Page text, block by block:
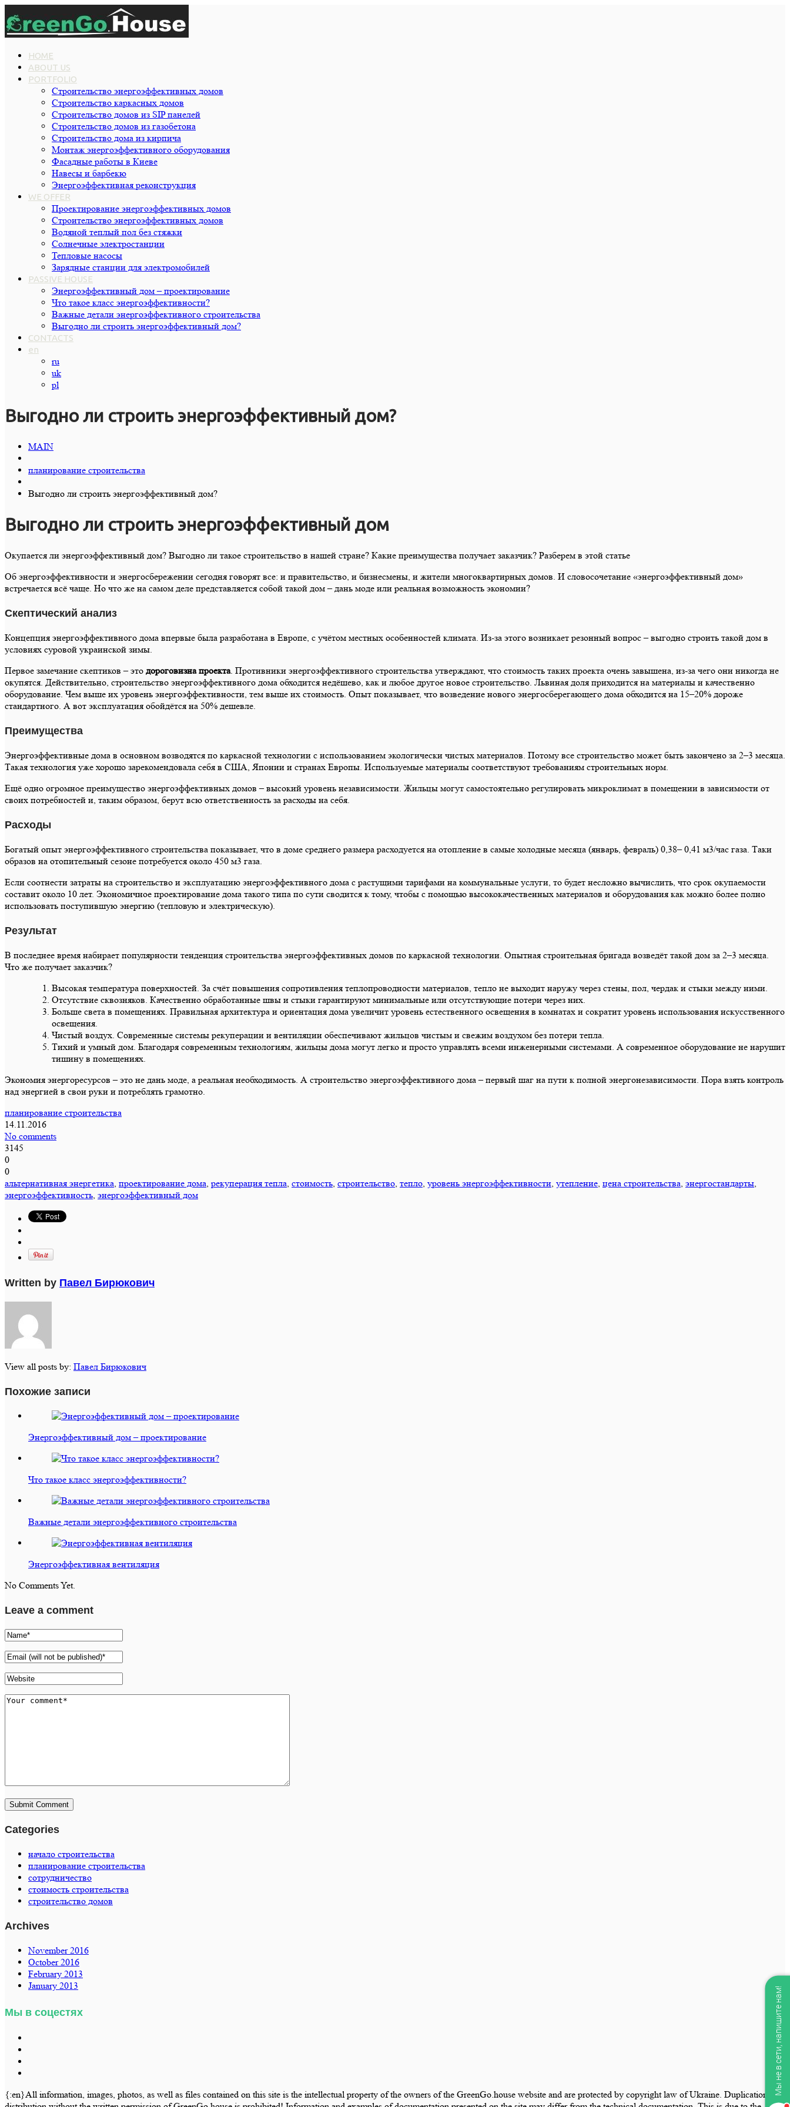
HOME
ABOUT US
PORTFOLIO
Строительство энергоэффективных домов
Строительство каркасных домов
Строительство домов из SIP панелей
Строительство домов из газобетона
Строительство дома из кирпича
Монтаж энергоэффективного оборудования
Фасадные работы в Киеве
Навесы и барбекю
Энергоэффективная реконструкция
WE OFFER
Проектирование энергоэффективных домов
Строительство энергоэффективных домов
Водяной теплый пол без стяжки
Cолнечные электростанции
Тепловые насосы
Зарядные станции для электромобилей
PASSIVE HOUSE
Энергоэффективный дом – проектирование
Что такое класс энергоэффективности?
Важные детали энергоэффективного строительства
Выгодно ли строить энергоэффективный дом?
CONTACTS
en
ru
uk
pl
Выгодно ли строить энергоэффективный дом?
MAIN
планирование строительства
Выгодно ли строить энергоэффективный дом?
Выгодно ли строить энергоэффективный дом
Окупается ли энергоэффективный дом? Выгодно ли такое строительство в нашей стране? Какие преимущества получает заказчик? Разберем в этой статье
Об энергоэффективности и энергосбережении сегодня говорят все: и правительство, и бизнесмены, и жители многоквартирных домов. И словосочетание «энергоэффективный дом»
встречается всё чаще. Но что же на самом деле представляется собой такой дом – дань моде или реальная возможность экономии?
Скептический анализ
Концепция энергоэффективного дома впервые была разработана в Европе, с учётом местных особенностей климата. Из-за этого возникает резонный вопрос – выгодно строить такой дом в
условиях суровой украинской зимы.
Первое замечание скептиков – это дороговизна проекта. Противники энергоэффективного строительства утверждают, что стоимость таких проекта очень завышена, из-за чего они никогда не
окупятся. Действительно, строительство энергоэффективного дома обходится недёшево, как и любое другое новое строительство. Львиная доля приходится на материалы и качественно
оборудование. Чем выше их уровень энергоэффективности, тем выше их стоимость. Опыт показывает, что возведение нового энергосберегающего дома обходится на 15–20% дороже
стандартного. А вот эксплуатация обойдётся на 50% дешевле.
Преимущества
Энергоэффективные дома в основном возводятся по каркасной технологии с использованием экологически чистых материалов. Потому все строительство может быть закончено за 2–3 месяца.
Такая технология уже хорошо зарекомендовала себя в США, Японии и странах Европы. Используемые материалы соответствуют требованиям строительных норм.
Ещё одно огромное преимущество энергоэффективных домов – высокий уровень независимости. Жильцы могут самостоятельно регулировать микроклимат в помещении в зависимости от
своих потребностей и, таким образом, берут всю ответственность за расходы на себя.
Расходы
Богатый опыт энергоэффективного строительства показывает, что в доме среднего размера расходуется на отопление в самые холодные месяца (январь, февраль) 0,38– 0,41 м3/час газа. Таки
образов на отопительный сезоне потребуется около 450 м3 газа.
Если соотнести затраты на строительство и эксплуатацию энергоэффективного дома с растущими тарифами на коммунальные услуги, то будет несложно вычислить, что срок окупаемости
составит около 10 лет. Экономичное проектирование дома такого типа по сути сводится к тому, чтобы с помощью высококачественных материалов и оборудования как можно более полно
использовать поступившую энергию (тепловую и электрическую).
Результат
В последнее время набирает популярности тенденция строительства энергоэффективных домов по каркасной технологии. Опытная строительная бригада возведёт такой дом за 2–3 месяца.
Что же получает заказчик?
Высокая температура поверхностей. За счёт повышения сопротивления теплопроводности материалов, тепло не выходит наружу через стены, пол, чердак и стыки между ними.
Отсутствие сквозняков. Качественно обработанные швы и стыки гарантируют минимальные или отсутствующие потери через них.
Больше света в помещениях. Правильная архитектура и ориентация дома увеличит уровень естественного освещения в комнатах и сократит уровень использования искусственного
освещения.
Чистый воздух. Современные системы рекуперации и вентиляции обеспечивают жильцов чистым и свежим воздухом без потери тепла.
Тихий и умный дом. Благодаря современным технологиям, жильцы дома могут легко и просто управлять всеми инженерными системами. А современное оборудование не нарушит
тишину в помещениях.
Экономия энергоресурсов – это не дань моде, а реальная необходимость. А строительство энергоэффективного дома – первый шаг на пути к полной энергонезависимости. Пора взять контроль
над энергией в свои руки и потреблять грамотно.
планирование строительства
14.11.2016
No comments
3145
0
0
альтернативная энергетика проектирование дома рекуперация тепла стоимость строительство тепло уровень энергоэффективности утепление цена строительства энергостандарты
энергоэффективность энергоэффективный дом
Written by Павел Бирюкович
View all posts by: Павел Бирюкович
Похожие записи
Энергоэффективный дом – проектирование
Что такое класс энергоэффективности?
Важные детали энергоэффективного строительства
Энергоэффективная вентиляция
No Comments Yet.
Leave a comment
Categories
начало строительства
планирование строительства
сотрудничество
стоимость строительства
строительство домов
Archives
November 2016
October 2016
February 2013
January 2013
Мы в соцестях
{:en}All information, images, photos, as well as files contained on this site is the intellectual property of the owners of the GreenGo.house website and are protected by copyright law of Ukraine. Duplication and
Мы не в сети, напишите нам!